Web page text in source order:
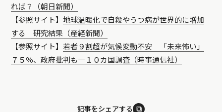
れば？（朝日新聞）
【参照サイト】 地球温暖化で自殺やうつ病が世界的に増加
する 研究結果（産経新聞）
【参照サイト】若者９割超が気候変動不安 「未来怖い」
７５％、政府批判も―１０カ国調査（時事通信社）
記事をシェアする ⧉